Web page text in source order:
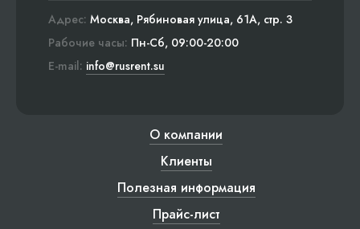
Адрес: Москва, Рябиновая улица, 61А, стр. 3
Рабочие часы: Пн-Сб, 09:00-20:00
E-mail: info@rusrent.su
О компании
Клиенты
Полезная информация
Прайс-лист